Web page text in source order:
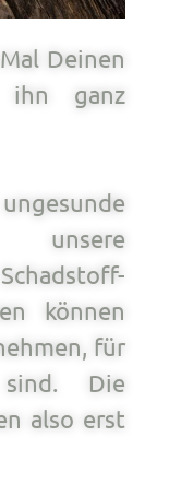
Deinen
ihn ganz
unsere
können
für
Die
also erst